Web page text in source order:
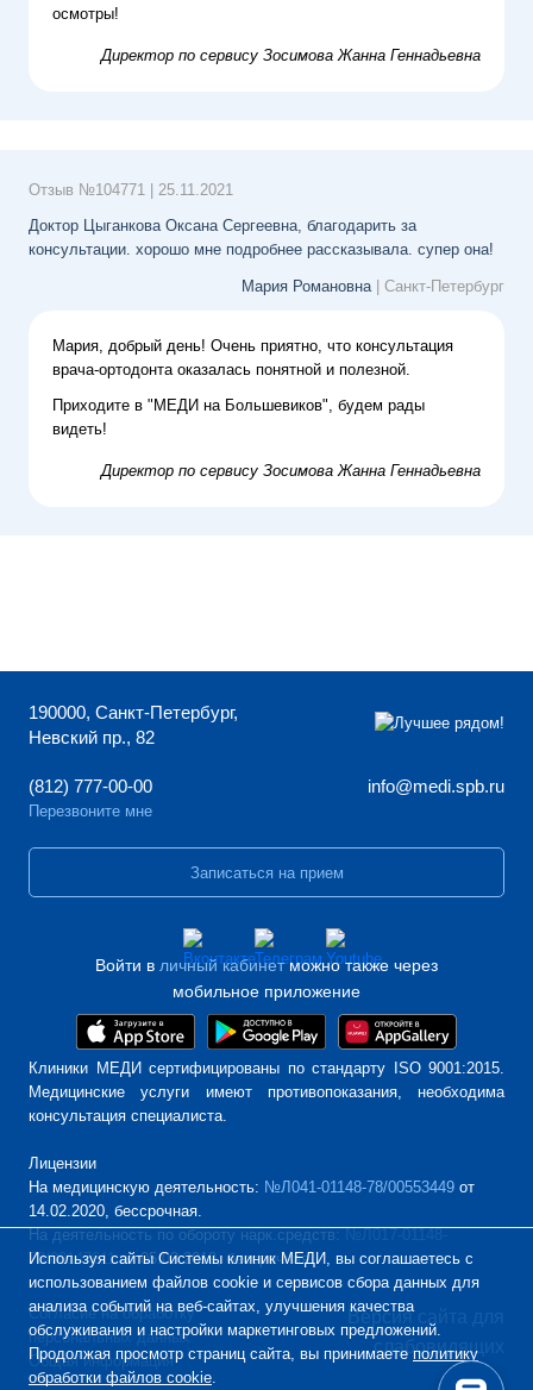
осмотры!
Директор по сервису Зосимова Жанна Геннадьевна
Отзыв №104771
25.11.2021
Доктор Цыганкова Оксана Сергеевна, благодарить за
консультации. хорошо мне подробнее рассказывала. супер она!
Мария Романовна | Санкт-Петербург
Мария, добрый день! Очень приятно, что консультация
врача-ортодонта оказалась понятной и полезной.
Приходите в "МЕДИ на Большевиков", будем рады
видеть!
Директор по сервису Зосимова Жанна Геннадьевна
Используя сайты Системы клиник МЕДИ, вы соглашаетесь с
использованием файлов cookie и сервисов сбора данных для
анализа событий на веб-сайтах, улучшения качества
обслуживания и настройки маркетинговых предложений.
Продолжая просмотр страниц сайта, вы принимаете политику
обработки файлов cookie.
190000, Санкт-Петербург,
Невский пр., 82
(812) 777-00-00
Перезвоните мне
info@medi.spb.ru
Записаться на прием
Клиники МЕДИ сертифицированы по стандарту ISO 9001:2015.
Медицинские услуги имеют противопоказания, необходима
консультация специалиста.
Лицензии
На медицинскую деятельность: №Л041-01148-78/00553449 от
14.02.2020, бессрочная.
На деятельность по обороту нарк.средств:
78/00147611от 05.03.2019, бессрочная.
Войти в личный кабинетможно также через
мобильное приложение
Согласие на обработку
персональных данных
Общая информация
Версия сайта для
слабовидящих